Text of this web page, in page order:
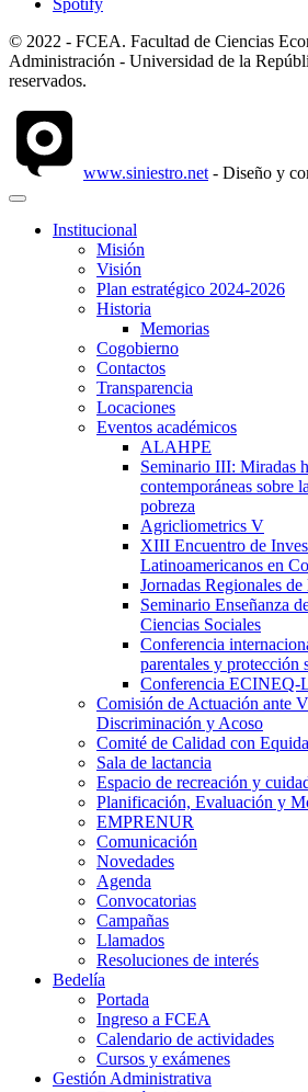
© 2022 - FCEA. Facultad de Ciencias
Administración - Universidad de la
reservados.
www.siniestro.net - Diseño y
Institucional
Misión
Visión
Plan estratégico 2024-2026
Historia
Memorias
Cogobierno
Contactos
Transparencia
Locaciones
Eventos académicos
ALAHPE
Seminario III: Miradas
contemporáneas sobre
pobreza
Agricliometrics V
XIII Encuentro de
Latinoamericanos en
Jornadas Regionales
Seminario Enseñanza
Ciencias Sociales
Conferencia
parentales y protección
Conferencia ECINEQ-
Comisión de Actuación ante
Discriminación y Acoso
Comité de Calidad con
Sala de lactancia
Espacio de recreación y
Planificación, Evaluación y
EMPRENUR
Comunicación
Novedades
Agenda
Convocatorias
Campañas
Llamados
Resoluciones de interés
Bedelía
Portada
Ingreso a FCEA
Calendario de actividades
Cursos y exámenes
Gestión Administrativa